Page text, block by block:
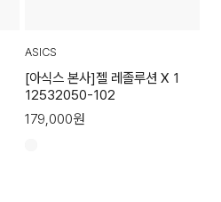
ASICS
[아식스 본사]젤 레졸루션 X 1
12532050-102
179,000원